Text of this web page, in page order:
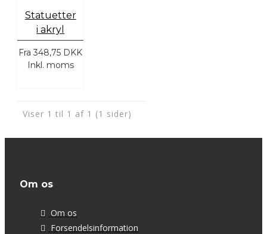
Statuetter
i akryl
Fra 348,75 DKK
Inkl. moms
Viser 1 til 1 af 1 (1 sider)
Om os
Om os
Forsendelsinformation